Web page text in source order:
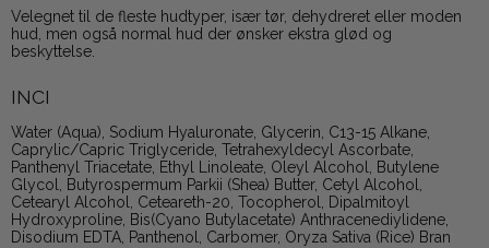
Velegnet til de fleste hudtyper, især tør, dehydreret eller moden
hud, men også normal hud der ønsker ekstra glød og
beskyttelse.
INCI
Water (Aqua), Sodium Hyaluronate, Glycerin, C13-15 Alkane,
Caprylic/Capric Triglyceride, Tetrahexyldecyl Ascorbate,
Panthenyl Triacetate, Ethyl Linoleate, Oleyl Alcohol, Butylene
Glycol, Butyrospermum Parkii (Shea) Butter, Cetyl Alcohol,
Cetearyl Alcohol, Ceteareth-20, Tocopherol, Dipalmitoyl
Hydroxyproline, Bis(Cyano Butylacetate) Anthracenediylidene,
Disodium EDTA, Panthenol, Carbomer, Oryza Sativa (Rice) Bran